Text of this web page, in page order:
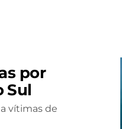
por
Sul
vítimas de